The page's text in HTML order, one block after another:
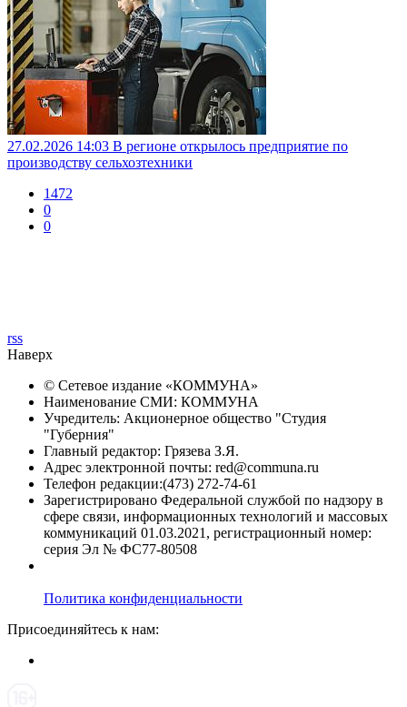
27.02.2026 14:03 В регионе открылось предприятие по
производству сельхозтехники
1472
0
0
rss
Наверх
© Сетевое издание «КОММУНА»
Наименование СМИ: КОММУНА
Учредитель: Акционерное общество "Студия
"Губерния"
Главный редактор: Грязева З.Я.
Адрес электронной почты: red@communa.ru
Телефон редакции:(473) 272-74-61
Зарегистрировано Федеральной службой по надзору в
сфере связи, информационных технологий и массовых
коммуникаций 01.03.2021, регистрационный номер:
серия Эл № ФС77-80508
Политика конфиденциальности
Присоединяйтесь к нам: